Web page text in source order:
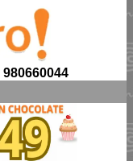
980660044